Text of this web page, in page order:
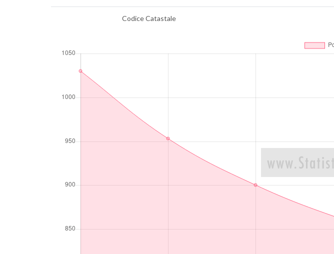
Codice Catastale